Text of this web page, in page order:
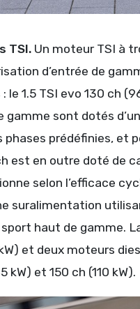
TSI.Un moteur TSI à
d’entrée de
1.5 TSI evo 130 ch
gamme sont dotés
phases prédéfinies, et
est en outre doté de
selon l’efficace
suralimentation
haut de gamme.
et deux moteurs
et 150 ch (110 kW).